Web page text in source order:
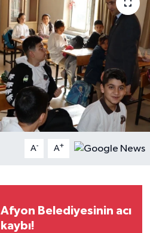
A- A+
Afyon Belediyesinin acı
kaybı!